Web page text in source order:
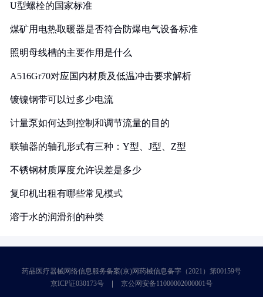
U型螺栓的国家标准
煤矿用电热取暖器是否符合防爆电气设备标准
照明母线槽的主要作用是什么
A516Gr70对应国内材质及低温冲击要求解析
镀镍钢带可以过多少电流
计量泵如何达到控制和调节流量的目的
联轴器的轴孔形式有三种：Y型、J型、Z型
不锈钢材质厚度允许误差是多少
复印机出租有哪些常见模式
溶于水的润滑剂的种类
药品医疗器械网络信息服务备案(京)网药械信息备字（2021）第00159号
京ICP证030173号
京公网安备11000002000001号